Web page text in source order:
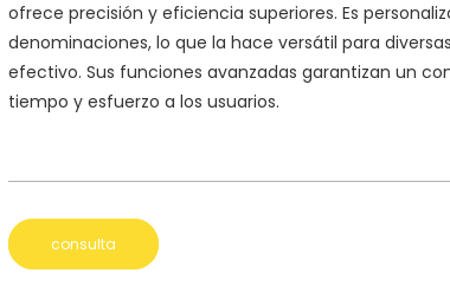
ofrece precisión y eficiencia superiores. Es
denominaciones, lo que la hace versátil para
efectivo. Sus funciones avanzadas garantizan un
tiempo y esfuerzo a los usuarios.
consulta